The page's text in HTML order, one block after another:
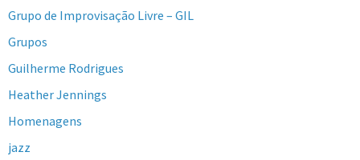
Grupo de Improvisação Livre – GIL
Grupos
Guilherme Rodrigues
Heather Jennings
Homenagens
jazz